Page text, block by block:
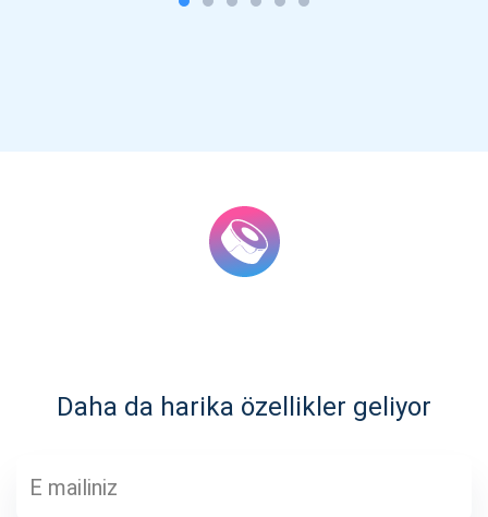
Daha da harika özellikler geliyor
Güncellemeler için Abone Ol
En son proje güncellemelerini ve kripto kılavuzlarını ilk alan
siz olun